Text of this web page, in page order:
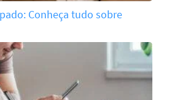
Conheça tudo sobre